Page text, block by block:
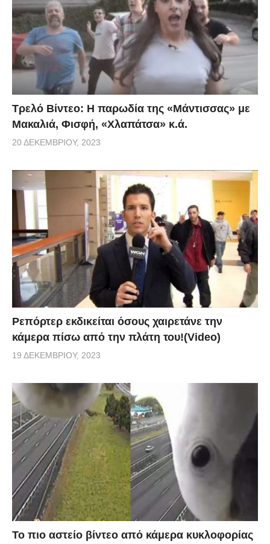
Τρελό Βίντεο: H παρωδία της «Μάντισσας» με
Μακαλιά, Φισφή, «Χλαπάτσα» κ.ά.
20 ΔΕΚΕΜΒΡΊΟΥ, 2023
Ρεπόρτερ εκδικείται όσους χαιρετάνε την
κάμερα πίσω από την πλάτη του!(Video)
19 ΔΕΚΕΜΒΡΊΟΥ, 2023
Το πιο αστείο βίντεο από κάμερα κυκλοφορίας